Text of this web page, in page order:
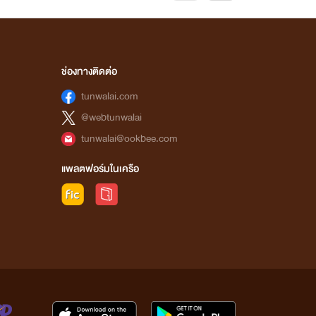
ช่องทางติดต่อ
tunwalai.com
@webtunwalai
tunwalai@ookbee.com
แพลตฟอร์มในเครือ